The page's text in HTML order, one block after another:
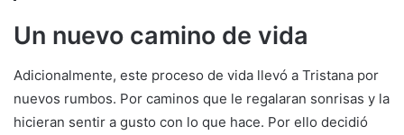
Un nuevo camino de vida
Adicionalmente, este proceso de vida llevó a Tristana por
nuevos rumbos. Por caminos que le regalaran sonrisas y la
hicieran sentir a gusto con lo que hace. Por ello decidió